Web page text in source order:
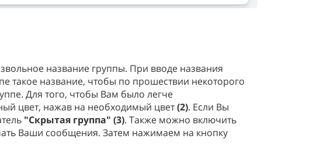
название группы. При вводе названия
такое название, чтобы по прошествии некоторого
Для того, чтобы Вам было легче
цвет, нажав на необходимый цвет(2). Если Вы
"Скрытая группа" (3). Также можно включить
Ваши сообщения. Затем нажимаем на кнопку